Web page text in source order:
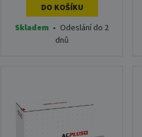
DO KOŠÍKU
Skladem • Odeslání do 2
dnů